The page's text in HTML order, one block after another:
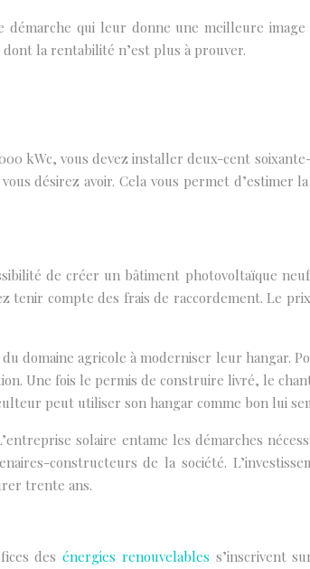
qui leur donne une meilleure image
la rentabilité n’est plus à prouver.
kWc, vous devez installer deux-cent
désirez avoir. Cela vous permet d’estimer
de créer un bâtiment photovoltaïque
tenir compte des frais de raccordement. Le
domaine agricole à moderniser leur hangar.
Une fois le permis de construire livré, le
peut utiliser son hangar comme bon lui
solaire entame les démarches
constructeurs de la société.
trente ans.
desénergies renouvelables s’inscrivent